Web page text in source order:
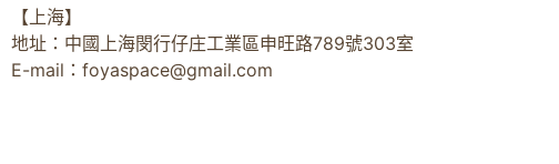
【上海】
地址：中國上海閔行仔庄工業區申旺路789號303室
E-mail： foyaspace@gmail.com